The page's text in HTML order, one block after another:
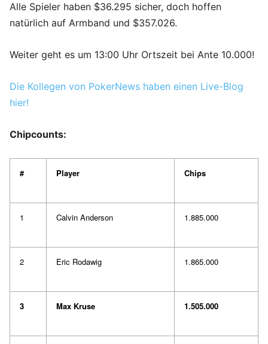
Alle Spieler haben $36.295 sicher, doch hoffen
natürlich auf Armband und $357.026.
Weiter geht es um 13:00 Uhr Ortszeit bei Ante 10.000!
Die Kollegen von PokerNews haben einen Live-Blog
hier!
Chipcounts:
# Player Chips
1 Calvin Anderson 1.885.000
2 Eric Rodawig 1.865.000
3 Max Kruse 1.505.000